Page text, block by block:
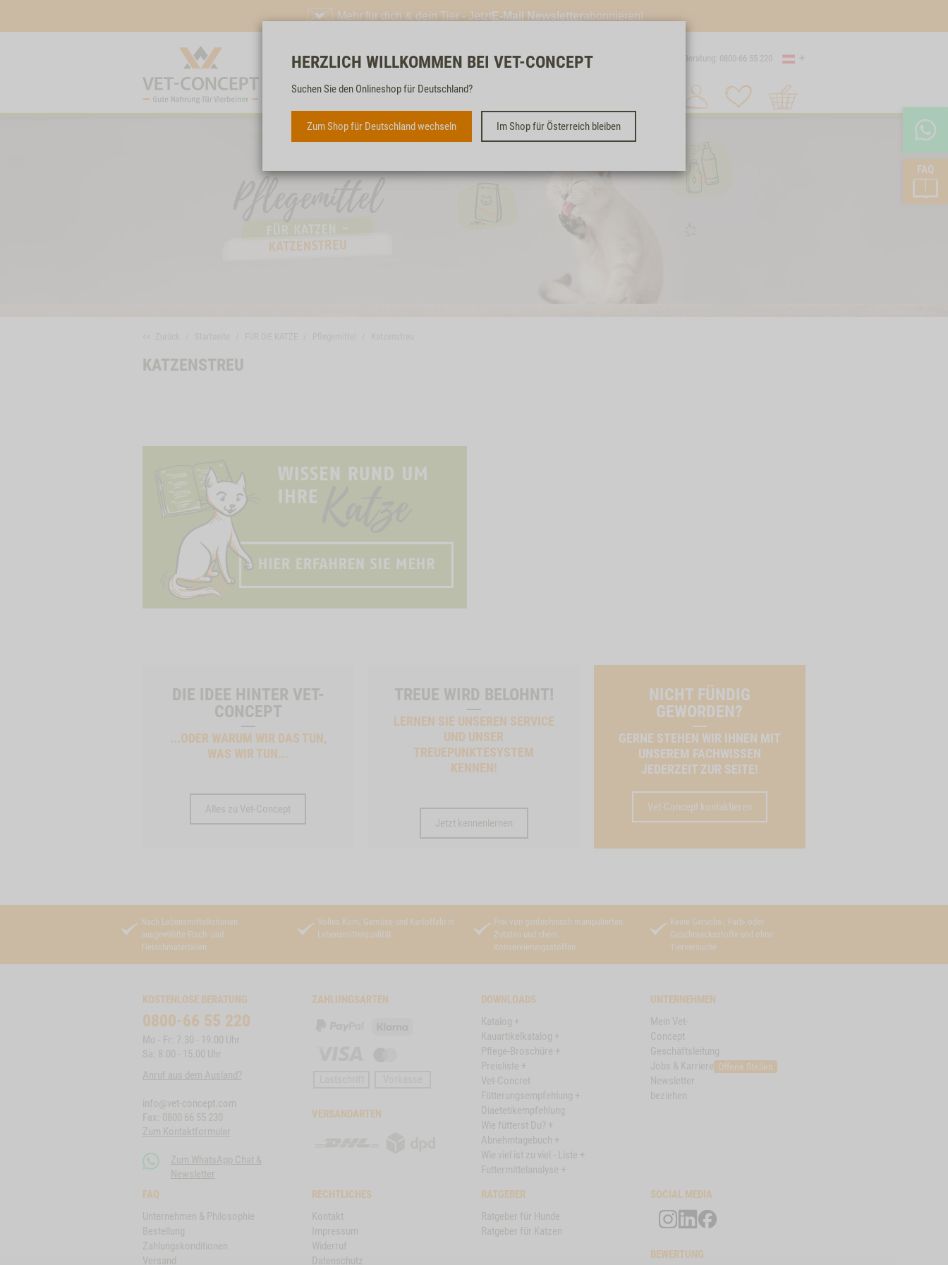
Mehr für dich & dein Tier - JetztE-Mail Newsletterabonnieren!
FAQ
Kostenloser & schneller Versand Beratung: 0800-66 55 220 Land
HERZLICH WILLKOMMEN BEI VET-CONCEPT
Suchen Sie den Onlineshop für Deutschland?
Zum Shop für Deutschland wechseln Im Shop für Österreich bleiben
KATZENSTREU
DIE IDEE HINTER VET-
CONCEPT
...ODER WARUM WIR DAS TUN,
WAS WIR TUN...
Alles zu Vet-Concept
TREUE WIRD BELOHNT!
LERNEN SIE UNSEREN SERVICE
UND UNSER
TREUEPUNKTESYSTEM
KENNEN!
Jetzt kennenlernen
NICHT FÜNDIG
GEWORDEN?
GERNE STEHEN WIR IHNEN MIT
UNSEREM FACHWISSEN
JEDERZEIT ZUR SEITE!
Vet-Concept kontaktieren
Nach Lebensmittelkriterien
ausgewählte Fisch- und
Fleischmaterialien
Volles Korn, Gemüse und Kartoffeln in
Lebensmittelqualität
Frei von gentechnisch manipulierten
Zutaten und chem.
Konservierungsstoffen
Keine Geruchs-, Farb- oder
Geschmacksstoffe und ohne
Tierversuche
KOSTENLOSE BERATUNG
0800-66 55 220
Mo - Fr: 7.30 - 19.00 Uhr
Sa: 8.00 - 15.00 Uhr
Anruf aus dem Ausland?
info@vet-concept.com
Fax: 0800 66 55 230
Zum Kontaktformular
Zum WhatsApp Chat &
Newsletter
ZAHLUNGSARTEN
VERSANDARTEN
DOWNLOADS
Katalog +
Kauartikelkatalog +
Pflege-Broschüre +
Preisliste +
Vet-Concret
Fütterungsempfehlung +
Diaetetikempfehlung
Wie fütterst Du? +
Abnehmtagebuch +
Wie viel ist zu viel - Liste +
Futtermittelanalyse +
UNTERNEHMEN
Mein Vet-
Concept
Geschäftsleitung
Jobs & Karriere Offene Stellen
Newsletter
beziehen
FAQ
Unternehmen & Philosophie
Bestellung
Zahlungskonditionen
Versand
RECHTLICHES
Kontakt
Impressum
Widerruf
Datenschutz
RATGEBER
Ratgeber für Hunde
Ratgeber für Katzen
SOCIAL MEDIA
BEWERTUNG